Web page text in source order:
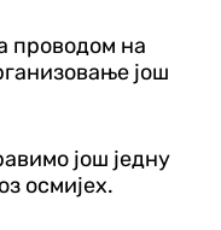
проводом на
још
још једну
осмијех.